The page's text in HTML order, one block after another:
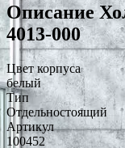
Описание
4013-000
Цвет корпуса
белый
Тип
Отдельностоящий
Артикул
100452